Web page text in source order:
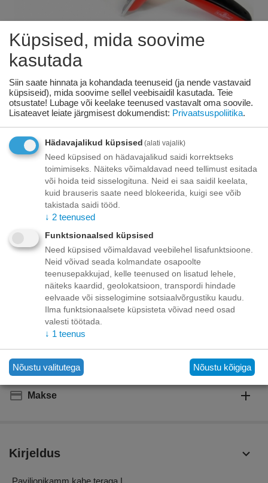
KODS: B351
Pavilna kamm kahe teraga L
Saadavus: 8 tk. tarnija laos
€ 2017
saadaval:
07/08/2026
+
−
Lisage sooviloendisse Esita küsimus
Kohaletoimetamine
Tasuta kohaletoimetamine teie ukse taha tellimustele üle
70.00 euro!
Saatmiskulud kuni 69,99 eurot:
Omniva pakiautomaat - 5,00 eurot
Makse
Kirjeldus
Paviljonikamm kahe teraga L
Küpsised, mida soovime
kasutada
Siin saate hinnata ja kohandada teenuseid (ja nende vastavaid
küpsiseid), mida soovime sellel veebisaidil kasutada. Teie
otsustate! Lubage või keelake teenused vastavalt oma soovile.
Lisateavet leiate järgmisest dokumendist: Privaatsuspoliitika.
Hädavajalikud küpsised (alati vajalik)
Need küpsised on hädavajalikud saidi korrektseks
toimimiseks. Näiteks võimaldavad need tellimust esitada
või hoida teid sisselogituna. Neid ei saa saidil keelata,
kuid brauseris saate need blokeerida, kuigi see võib
takistada saidi tööd.
↓ 2 teenused
Funktsionaalsed küpsised
Need küpsised võimaldavad veebilehel lisafunktsioone.
Neid võivad seada kolmandate osapoolte
teenusepakkujad, kelle teenused on lisatud lehele,
näiteks kaardid, geolokatsioon, transpordi hindade
eelvaade või sisselogimine sotsiaalvõrgustiku kaudu.
Ilma funktsionaalsete küpsisteta võivad need osad
valesti töötada.
↓ 1 teenus
Nõustu valitutega Nõustu kõigiga